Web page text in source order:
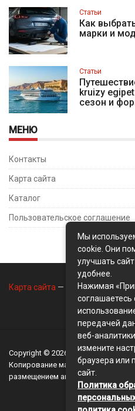
Статьи
Как
марки и
Статьи
kruizy
сезон и
МЕНЮ
Контакты
Карта сайта
Каталог
Пользовательское соглашение
Карта сайта — Контакты—
Copyright © 2026 BusinessMix-
Копирование материалов
размещением активной ссылки на
Мы
cookie. Они
улучшать
удобнее.
Нажимая
соглашаетесь
передачей
веб-
измените
браузера или
сайт.
Политика